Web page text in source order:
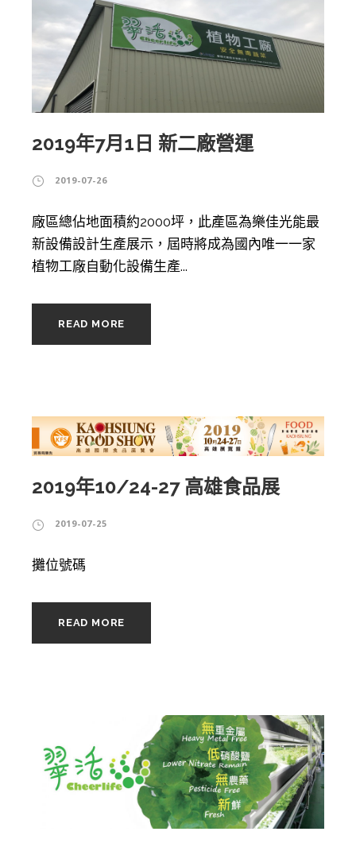
2019年7月1日 新二廠營運
2019-07-26
廠區總佔地面積約2000坪，此產區為樂佳光能最
新設備設計生產展示，屆時將成為國內唯一一家
植物工廠自動化設備生產...
READ MORE
2019年10/24-27 高雄食品展
2019-07-25
攤位號碼
READ MORE